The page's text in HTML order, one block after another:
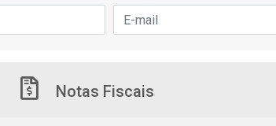
Notas Fiscais